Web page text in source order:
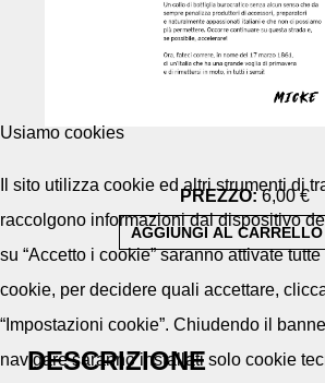
PREZZO:6,00 €
DESCRIZIONE
Usiamo cookies
Il sito utilizza cookie ed altri strumenti di
raccolgono informazioni dal dispositivo
su “Accetto i cookie” saranno attivate
cookie, per decidere quali accettare,
“Impostazioni cookie”. Chiudendo il
navigare saranno installati solo cookie